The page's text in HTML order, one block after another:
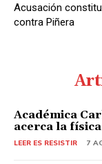
Acusación
contra Piñera
Académica
acerca la
LEER ES RESISTIR 7